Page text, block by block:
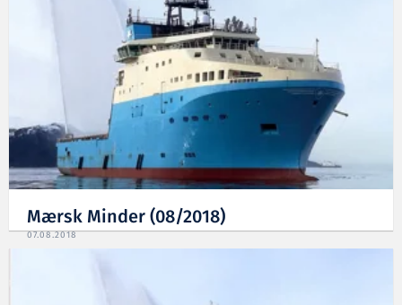
Mærsk Minder (08/2018)
07.08.2018